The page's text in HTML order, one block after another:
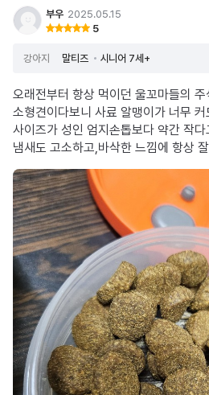
부우 2025.05.15
5
강아지 말티즈 시니어 7세+
오래전부터 항상 먹이던 울꼬마들의 주
소형견이다보니 사료 알맹이가 너무 커
사이즈가 성인 엄지손톱보다 약간 작
냄새도 고소하고,바삭한 느낌에 항상